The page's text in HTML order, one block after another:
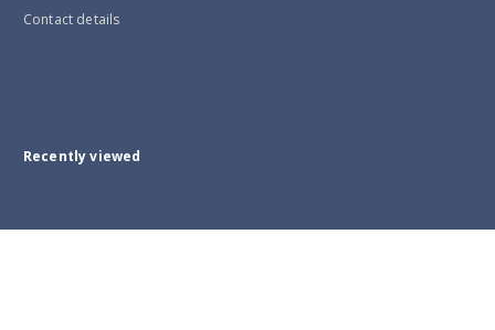
Contact details
Recently viewed